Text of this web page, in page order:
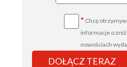
* Chcę
informacje o
nowościach
DOŁĄCZ TERAZ